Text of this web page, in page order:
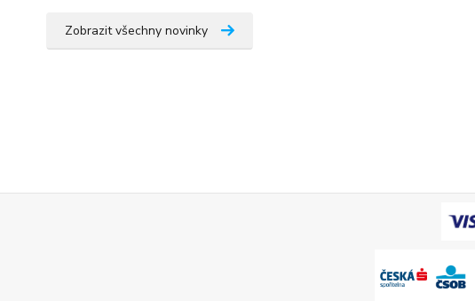
Zobrazit všechny novinky